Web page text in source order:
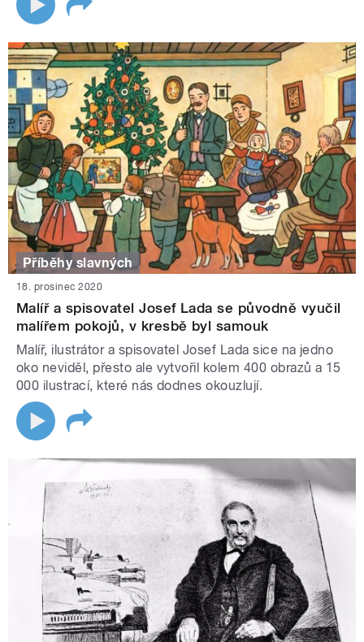
Příběhy slavných
18. prosinec 2020
Malíř a spisovatel Josef Lada se původně vyučil
malířem pokojů, v kresbě byl samouk
Malíř, ilustrátor a spisovatel Josef Lada sice na jedno
oko neviděl, přesto ale vytvořil kolem 400 obrazů a 15
000 ilustrací, které nás dodnes okouzlují.